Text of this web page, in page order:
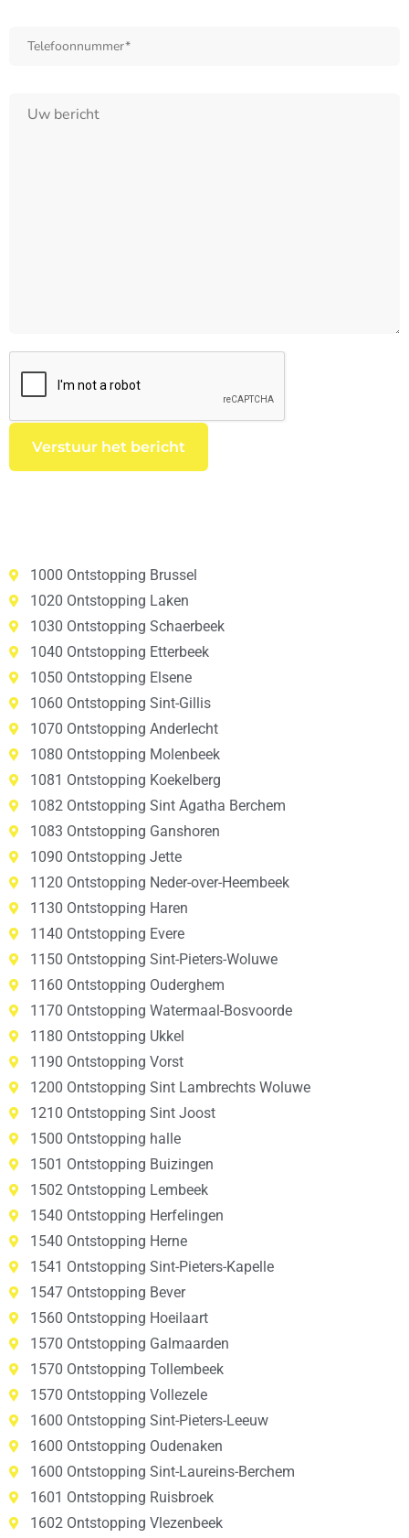
1000 Ontstopping Brussel
1020 Ontstopping Laken
1030 Ontstopping Schaerbeek
1040 Ontstopping Etterbeek
1050 Ontstopping Elsene
1060 Ontstopping Sint-Gillis
1070 Ontstopping Anderlecht
1080 Ontstopping Molenbeek
1081 Ontstopping Koekelberg
1082 Ontstopping Sint Agatha Berchem
1083 Ontstopping Ganshoren
1090 Ontstopping Jette
1120 Ontstopping Neder-over-Heembeek
1130 Ontstopping Haren
1140 Ontstopping Evere
1150 Ontstopping Sint-Pieters-Woluwe
1160 Ontstopping Ouderghem
1170 Ontstopping Watermaal-Bosvoorde
1180 Ontstopping Ukkel
1190 Ontstopping Vorst
1200 Ontstopping Sint Lambrechts Woluwe
1210 Ontstopping Sint Joost
1500 Ontstopping halle
1501 Ontstopping Buizingen
1502 Ontstopping Lembeek
1540 Ontstopping Herfelingen
1540 Ontstopping Herne
1541 Ontstopping Sint-Pieters-Kapelle
1547 Ontstopping Bever
1560 Ontstopping Hoeilaart
1570 Ontstopping Galmaarden
1570 Ontstopping Tollembeek
1570 Ontstopping Vollezele
1600 Ontstopping Sint-Pieters-Leeuw
1600 Ontstopping Oudenaken
1600 Ontstopping Sint-Laureins-Berchem
1601 Ontstopping Ruisbroek
1602 Ontstopping Vlezenbeek